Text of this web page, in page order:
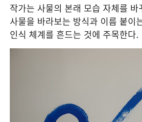
작가는 사물의 본래 모습 자체를 바
사물을 바라보는 방식과 이름 붙이
인식 체계를 흔드는 것에 주목한다.